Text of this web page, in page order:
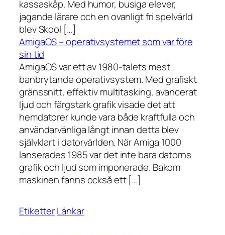
kassaskåp. Med humor, busiga elever,
jagande lärare och en ovanligt fri spelvärld
blev Skool […]
AmigaOS – operativsystemet som var före
sin tid
AmigaOS var ett av 1980-talets mest
banbrytande operativsystem. Med grafiskt
gränssnitt, effektiv multitasking, avancerat
ljud och färgstark grafik visade det att
hemdatorer kunde vara både kraftfulla och
användarvänliga långt innan detta blev
självklart i datorvärlden. När Amiga 1000
lanserades 1985 var det inte bara datorns
grafik och ljud som imponerade. Bakom
maskinen fanns också ett […]
EtiketterLänkar